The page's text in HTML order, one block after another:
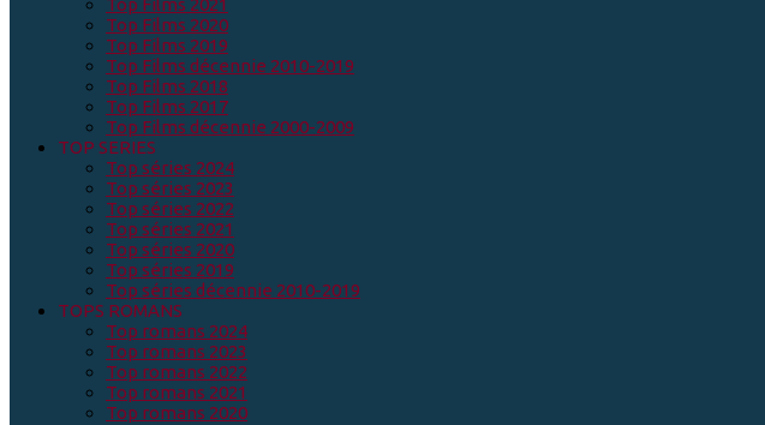
Top Films 2021
Top Films 2020
Top Films 2019
Top Films décennie 2010-2019
Top Films 2018
Top Films 2017
Top Films décennie 2000-2009
TOP SERIES
Top séries 2024
Top séries 2023
Top séries 2022
Top séries 2021
Top séries 2020
Top séries 2019
Top séries décennie 2010-2019
TOPS ROMANS
Top romans 2024
Top romans 2023
Top romans 2022
Top romans 2021
Top romans 2020